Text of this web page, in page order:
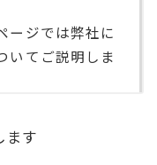
ージでは弊社に
いてご説明しま
ます